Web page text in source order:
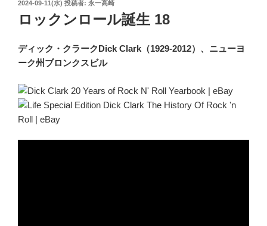
投
日:
2024-09-11(水) 投稿者: 永一高崎
ロックンロール誕生 18
ディック・クラークDick Clark（1929-2012）、ニューヨ
ーク州ブロンクスビル